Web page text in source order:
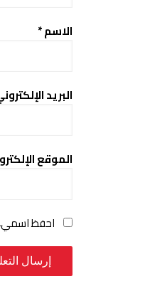
الاسم*
البريد
الموقع
احفظ اسمي،